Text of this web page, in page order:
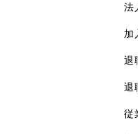
法人番号
加入保険 雇用
退職金共
退職金制度 あ
従業員